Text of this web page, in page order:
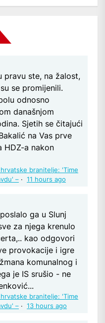
pravu ste, na žalost,
se promijenili.
odnosno
današnjom
Sjetih se čitajući
na Vas prve
HDZ-a nakon
branitelje: 'Time
– · 11 hours ago
ga u Slunj
za njega krenulo
kao odgovori
provokacije i igre
komunalnog i
je IS srušio - ne
branitelje: 'Time
– · 13 hours ago